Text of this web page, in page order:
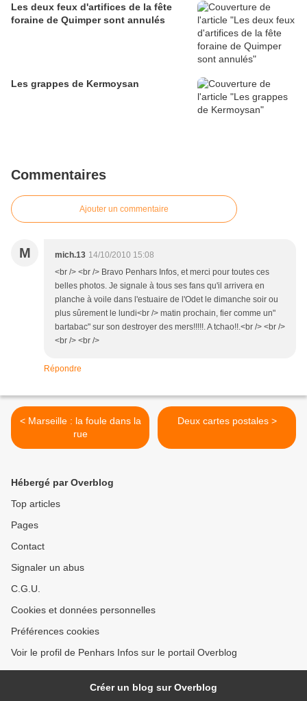
Les deux feux d'artifices de la fête
foraine de Quimper sont annulés
Les grappes de Kermoysan
Commentaires
Ajouter un commentaire
M mich.13 14/10/2010 15:08
<br /> <br /> Bravo Penhars Infos, et merci pour toutes ces
belles photos. Je signale à tous ses fans qu'il arrivera en
planche à voile dans l'estuaire de l'Odet le dimanche soir ou
plus sûrement le lundi<br /> matin prochain, fier comme un"
bartabac" sur son destroyer des mers!!!!!. A tchao!!.<br /> <br />
<br /> <br />
Répondre
< Marseille : la foule dans la
rue
Deux cartes postales >
Hébergé par Overblog
Top articles
Pages
Contact
Signaler un abus
C.G.U.
Cookies et données personnelles
Préférences cookies
Voir le profil de Penhars Infos sur le portail Overblog
Créer un blog sur Overblog